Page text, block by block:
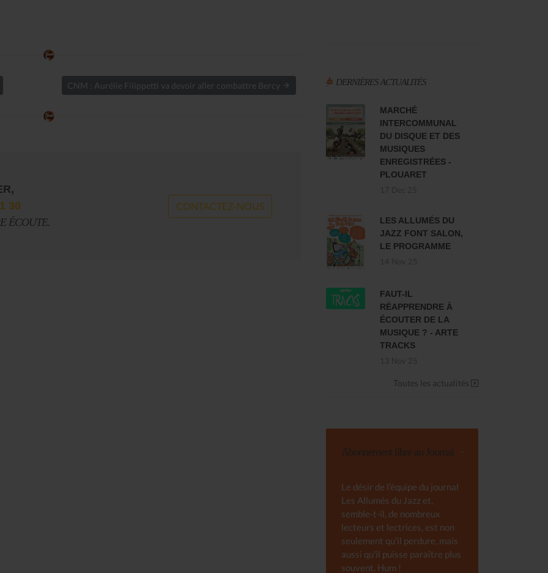
CNM : Aurélie Filippetti va devoir aller combattre Bercy
30
ÉCOUTE.
CONTACTEZ-NOUS
DERNIÈRES ACTUALITÉS
MARCHÉ
INTERCOMMUNAL
DU DISQUE ET DES
MUSIQUES
ENREGISTRÉES -
PLOUARET
LES ALLUMÉS DU
JAZZ FONT SALON,
LE PROGRAMME
FAUT-IL
RÉAPPRENDRE À
ÉCOUTER DE LA
MUSIQUE ? - ARTE
TRACKS
Toutes les actualités
Abonnement libre au Journal
Le désir de l'équipe du journal
Les Allumés du Jazz et,
semble-t-il, de nombreux
lecteurs et lectrices, est non
seulement qu'il perdure, mais
aussi qu'il puisse paraître plus
souvent. Hum !